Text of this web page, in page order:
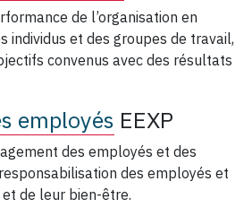
de l’organisation en
individus et des groupes de travail,
convenus avec des résultats
employés EEXP
des employés et des
des employés et
de leur bien-être.